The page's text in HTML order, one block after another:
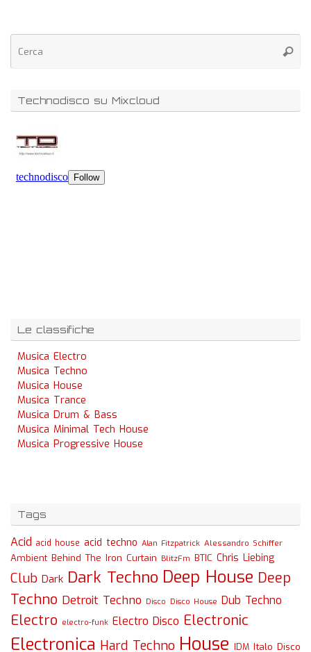
Technodisco su Mixcloud
Le classifiche
Musica Electro
Musica Techno
Musica House
Musica Trance
Musica Drum & Bass
Musica Minimal Tech House
Musica Progressive House
Tags
Acid acid house acid techno Alan Fitzpatrick Alessandro Schiffer
Ambient Behind The Iron Curtain BlitzFm BTIC Chris Liebing
Club Dark Dark Techno Deep House Deep
Techno Detroit Techno Disco Disco House Dub Techno
Electro electro-funk Electro Disco Electronic
Electronica Hard Techno House IDM Italo Disco